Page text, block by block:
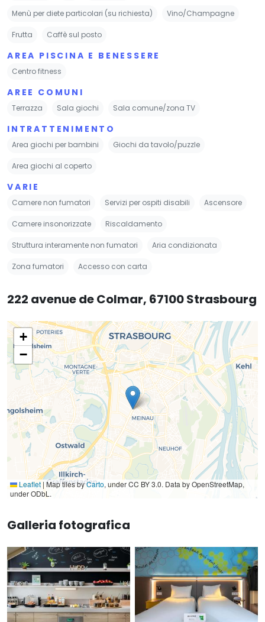
Menù per diete particolari (su richiesta) Vino/Champagne
Frutta Caffè sul posto
AREA PISCINA E BENESSERE
Centro fitness
AREE COMUNI
Terrazza Sala giochi Sala comune/zona TV
INTRATTENIMENTO
Area giochi per bambini Giochi da tavolo/puzzle
Area giochi al coperto
VARIE
Camere non fumatori Servizi per ospiti disabili Ascensore
Camere insonorizzate Riscaldamento
Struttura interamente non fumatori Aria condizionata
Zona fumatori Accesso con carta
222 avenue de Colmar, 67100 Strasbourg
+
−
Leaflet | Map tiles byCarto, under CC BY 3.0. Data by OpenStreetMap,
under ODbL.
Galleria fotografica